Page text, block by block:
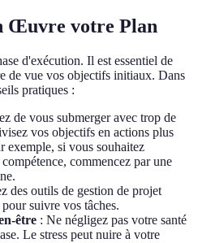
Œuvre votre Plan
d'exécution. Il est essentiel de
de vue vos objectifs initiaux. Dans
pratiques :
de vous submerger avec trop de
vos objectifs en actions plus
exemple, si vous souhaitez
commencez par une
des outils de gestion de projet
suivre vos tâches.
être : Ne négligez pas votre santé
Le stress peut nuire à votre